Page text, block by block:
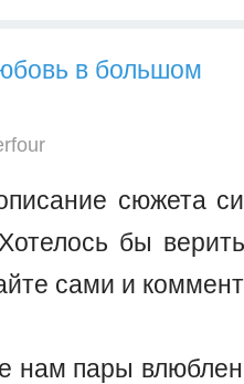
в большом
сюжета
бы
сами и
нам пары